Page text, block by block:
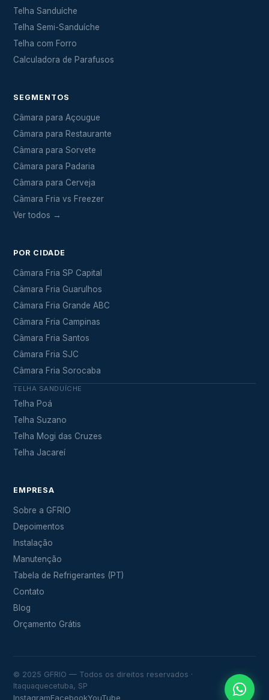
Telha Sanduíche
Telha Semi-Sanduíche
Telha com Forro
Calculadora de Parafusos
SEGMENTOS
Câmara para Açougue
Câmara para Restaurante
Câmara para Sorvete
Câmara para Padaria
Câmara para Cerveja
Câmara Fria vs Freezer
Ver todos →
POR CIDADE
Câmara Fria SP Capital
Câmara Fria Guarulhos
Câmara Fria Grande ABC
Câmara Fria Campinas
Câmara Fria Santos
Câmara Fria SJC
Câmara Fria Sorocaba
TELHA SANDUÍCHE
Telha Poá
Telha Suzano
Telha Mogi das Cruzes
Telha Jacareí
EMPRESA
Sobre a GFRIO
Depoimentos
Instalação
Manutenção
Tabela de Refrigerantes (PT)
Contato
Blog
Orçamento Grátis
© 2025 GFRIO — Todos os direitos reservados ·
Itaquaquecetuba, SP
InstagramFacebookYouTube